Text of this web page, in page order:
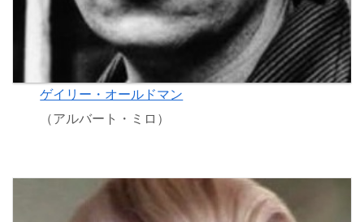
ゲイリー・オールドマン
（アルバート・ミロ）